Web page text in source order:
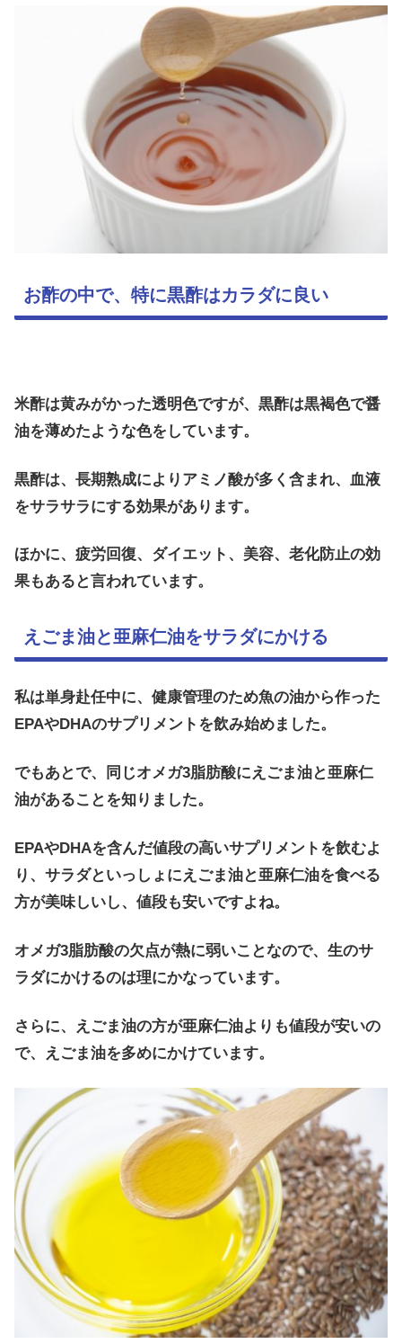
お酢の中で、特に黒酢はカラダに良い
米酢は黄みがかった透明色ですが、黒酢は黒褐色で醤
油を薄めたような色をしています。
黒酢は、長期熟成によりアミノ酸が多く含まれ、血液
をサラサラにする効果があります。
ほかに、疲労回復、ダイエット、美容、老化防止の効
果もあると言われています。
えごま油と亜麻仁油をサラダにかける
私は単身赴任中に、健康管理のため魚の油から作った
EPAやDHAのサプリメントを飲み始めました。
でもあとで、同じオメガ3脂肪酸にえごま油と亜麻仁
油があることを知りました。
EPAやDHAを含んだ値段の高いサプリメントを飲むよ
り、サラダといっしょにえごま油と亜麻仁油を食べる
方が美味しいし、値段も安いですよね。
オメガ3脂肪酸の欠点が熱に弱いことなので、生のサ
ラダにかけるのは理にかなっています。
さらに、えごま油の方が亜麻仁油よりも値段が安いの
で、えごま油を多めにかけています。